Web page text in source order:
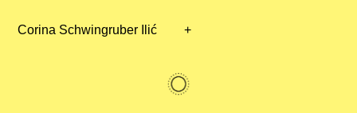
Corina Schwingruber Ilić +